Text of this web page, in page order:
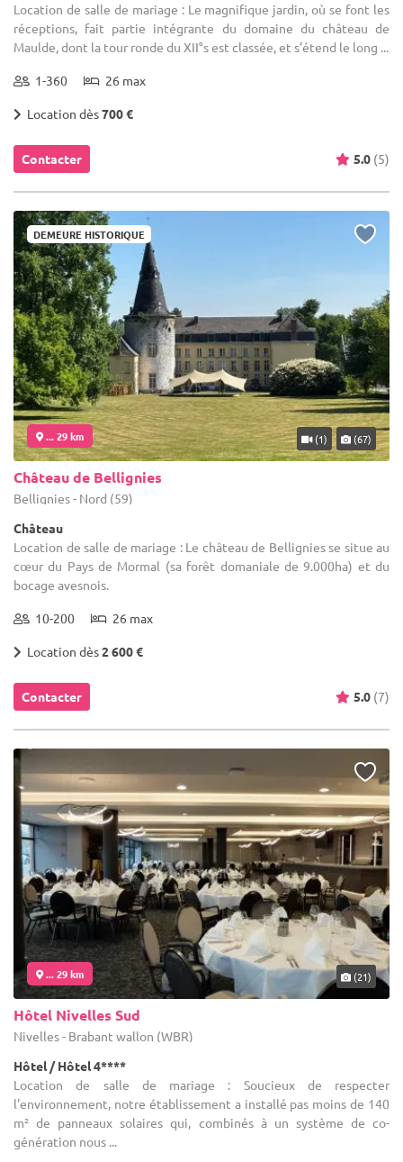
Location de salle de mariage : Le magnifique jardin, où se font les
réceptions, fait partie intégrante du domaine du château de
Maulde, dont la tour ronde du XII°s est classée, et s’étend le long ...
1-360 26 max
Location dès700 €
Contacter 5.0 (5)
DEMEURE HISTORIQUE
... 29 km (1) (67)
Château de Bellignies
Bellignies - Nord (59)
Château
Location de salle de mariage : Le château de Bellignies se situe au
cœur du Pays de Mormal (sa forêt domaniale de 9.000ha) et du
bocage avesnois.
10-200 26 max
Location dès2 600 €
Contacter 5.0 (7)
... 29 km (21)
Hôtel Nivelles Sud
Nivelles - Brabant wallon (WBR)
Hôtel / Hôtel 4****
Location de salle de mariage : Soucieux de respecter
l'environnement, notre établissement a installé pas moins de 140
m² de panneaux solaires qui, combinés à un système de co-
génération nous ...